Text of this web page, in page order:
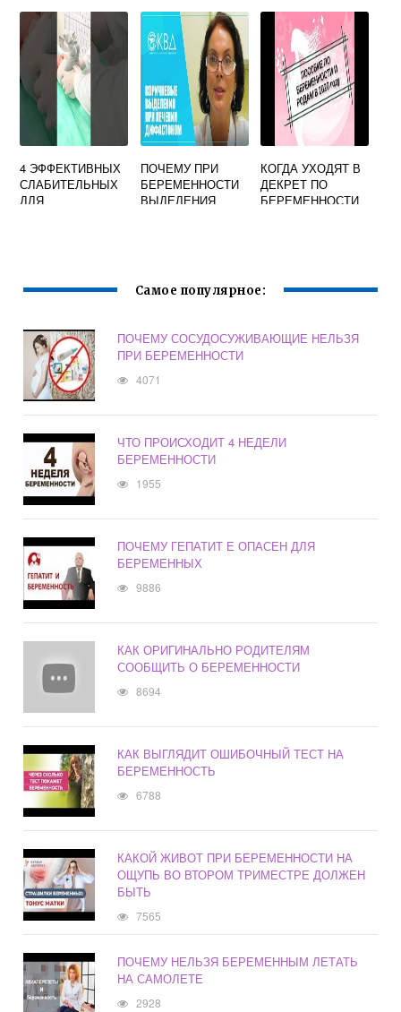
ГО
4 ЭФФЕКТИВНЫХ
СЛАБИТЕЛЬНЫХ
ДЛЯ
ПОЧЕМУ ПРИ
БЕРЕМЕННОСТИ
ВЫДЕЛЕНИЯ
КОГДА УХОДЯТ В
ДЕКРЕТ ПО
БЕРЕМЕННОСТИ
Самое популярное:
ПОЧЕМУ СОСУДОСУЖИВАЮЩИЕ НЕЛЬЗЯ
ПРИ БЕРЕМЕННОСТИ
4071
ЧТО ПРОИСХОДИТ 4 НЕДЕЛИ
БЕРЕМЕННОСТИ
1955
ПОЧЕМУ ГЕПАТИТ Е ОПАСЕН ДЛЯ
БЕРЕМЕННЫХ
9886
КАК ОРИГИНАЛЬНО РОДИТЕЛЯМ
СООБЩИТЬ О БЕРЕМЕННОСТИ
8694
КАК ВЫГЛЯДИТ ОШИБОЧНЫЙ ТЕСТ НА
БЕРЕМЕННОСТЬ
6788
КАКОЙ ЖИВОТ ПРИ БЕРЕМЕННОСТИ НА
ОЩУПЬ ВО ВТОРОМ ТРИМЕСТРЕ ДОЛЖЕН
БЫТЬ
7565
ПОЧЕМУ НЕЛЬЗЯ БЕРЕМЕННЫМ ЛЕТАТЬ
НА САМОЛЕТЕ
2928